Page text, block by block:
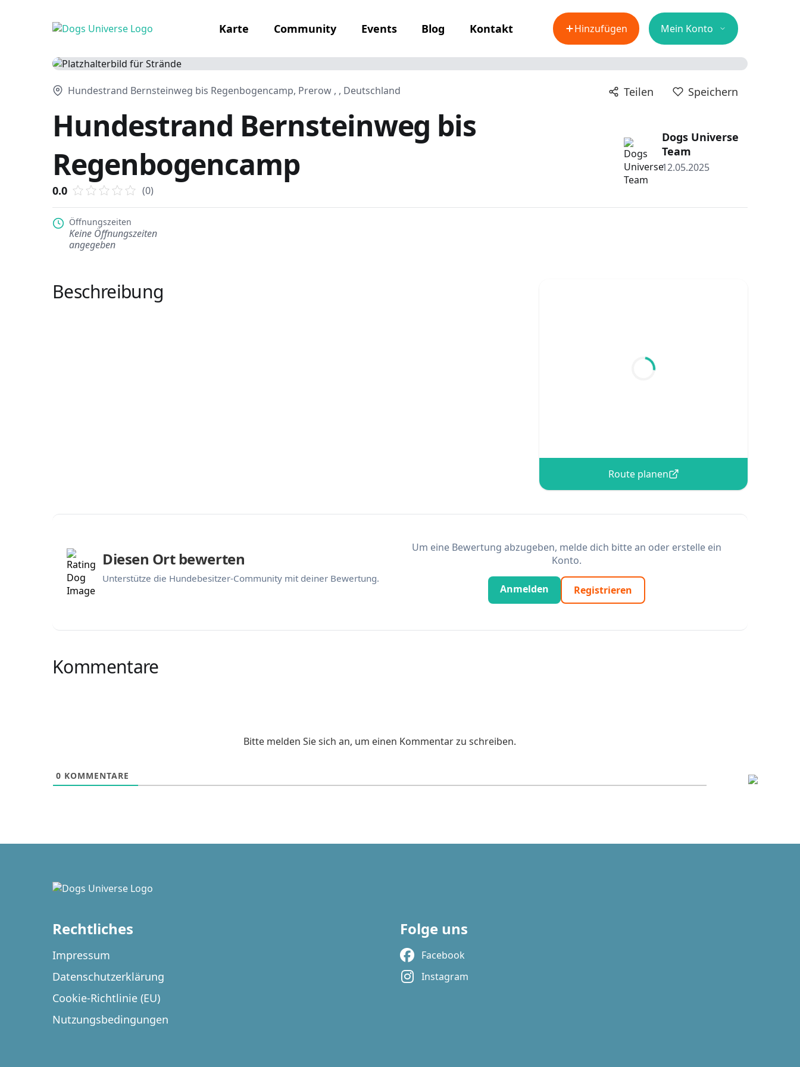
Karte Community Events Blog Kontakt Hinzufügen Mein Konto
Hundestrand Bernsteinweg bis Regenbogencamp, Prerow , , Deutschland Teilen Speichern
Hundestrand Bernsteinweg bis
Regenbogencamp
0.0 (0)
Dogs Universe
Team
12.05.2025
Öffnungszeiten
Keine Öffnungszeiten
angegeben
Beschreibung
Route planen
Diesen Ort bewerten
Unterstütze die Hundebesitzer-Community mit deiner Bewertung.
Um eine Bewertung abzugeben, melde dich bitte an oder erstelle ein
Konto.
Anmelden Registrieren
Kommentare
Bitte melden Sie sich an, um einen Kommentar zu schreiben.
0 KOMMENTARE
Rechtliches
Impressum
Datenschutzerklärung
Cookie-Richtlinie (EU)
Nutzungsbedingungen
Folge uns
Facebook
Instagram